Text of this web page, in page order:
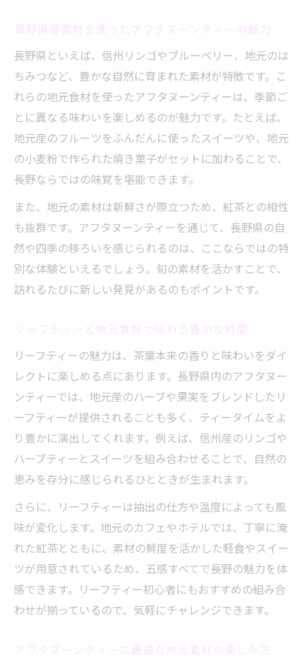
長野県といえば、信州リンゴやブルーベリー、地元のは
ちみつなど、豊かな自然に育まれた素材が特徴です。こ
れらの地元食材を使ったアフタヌーンティーは、季節ご
とに異なる味わいを楽しめるのが魅力です。たとえば、
地元産のフルーツをふんだんに使ったスイーツや、地元
の小麦粉で作られた焼き菓子がセットに加わることで、
長野ならではの味覚を堪能できます。
また、地元の素材は新鮮さが際立つため、紅茶との相性
も抜群です。アフタヌーンティーを通じて、長野県の自
然や四季の移ろいを感じられるのは、ここならではの特
別な体験といえるでしょう。旬の素材を活かすことで、
訪れるたびに新しい発見があるのもポイントです。
リーフティーの魅力は、茶葉本来の香りと味わいをダイ
レクトに楽しめる点にあります。長野県内のアフタヌー
ンティーでは、地元産のハーブや果実をブレンドしたリ
ーフティーが提供されることも多く、ティータイムをよ
り豊かに演出してくれます。例えば、信州産のリンゴや
ハーブティーとスイーツを組み合わせることで、自然の
恵みを存分に感じられるひとときが生まれます。
さらに、リーフティーは抽出の仕方や温度によっても風
味が変化します。地元のカフェやホテルでは、丁寧に淹
れた紅茶とともに、素材の鮮度を活かした軽食やスイー
ツが用意されているため、五感すべてで長野の魅力を体
感できます。リーフティー初心者にもおすすめの組み合
わせが揃っているので、気軽にチャレンジできます。